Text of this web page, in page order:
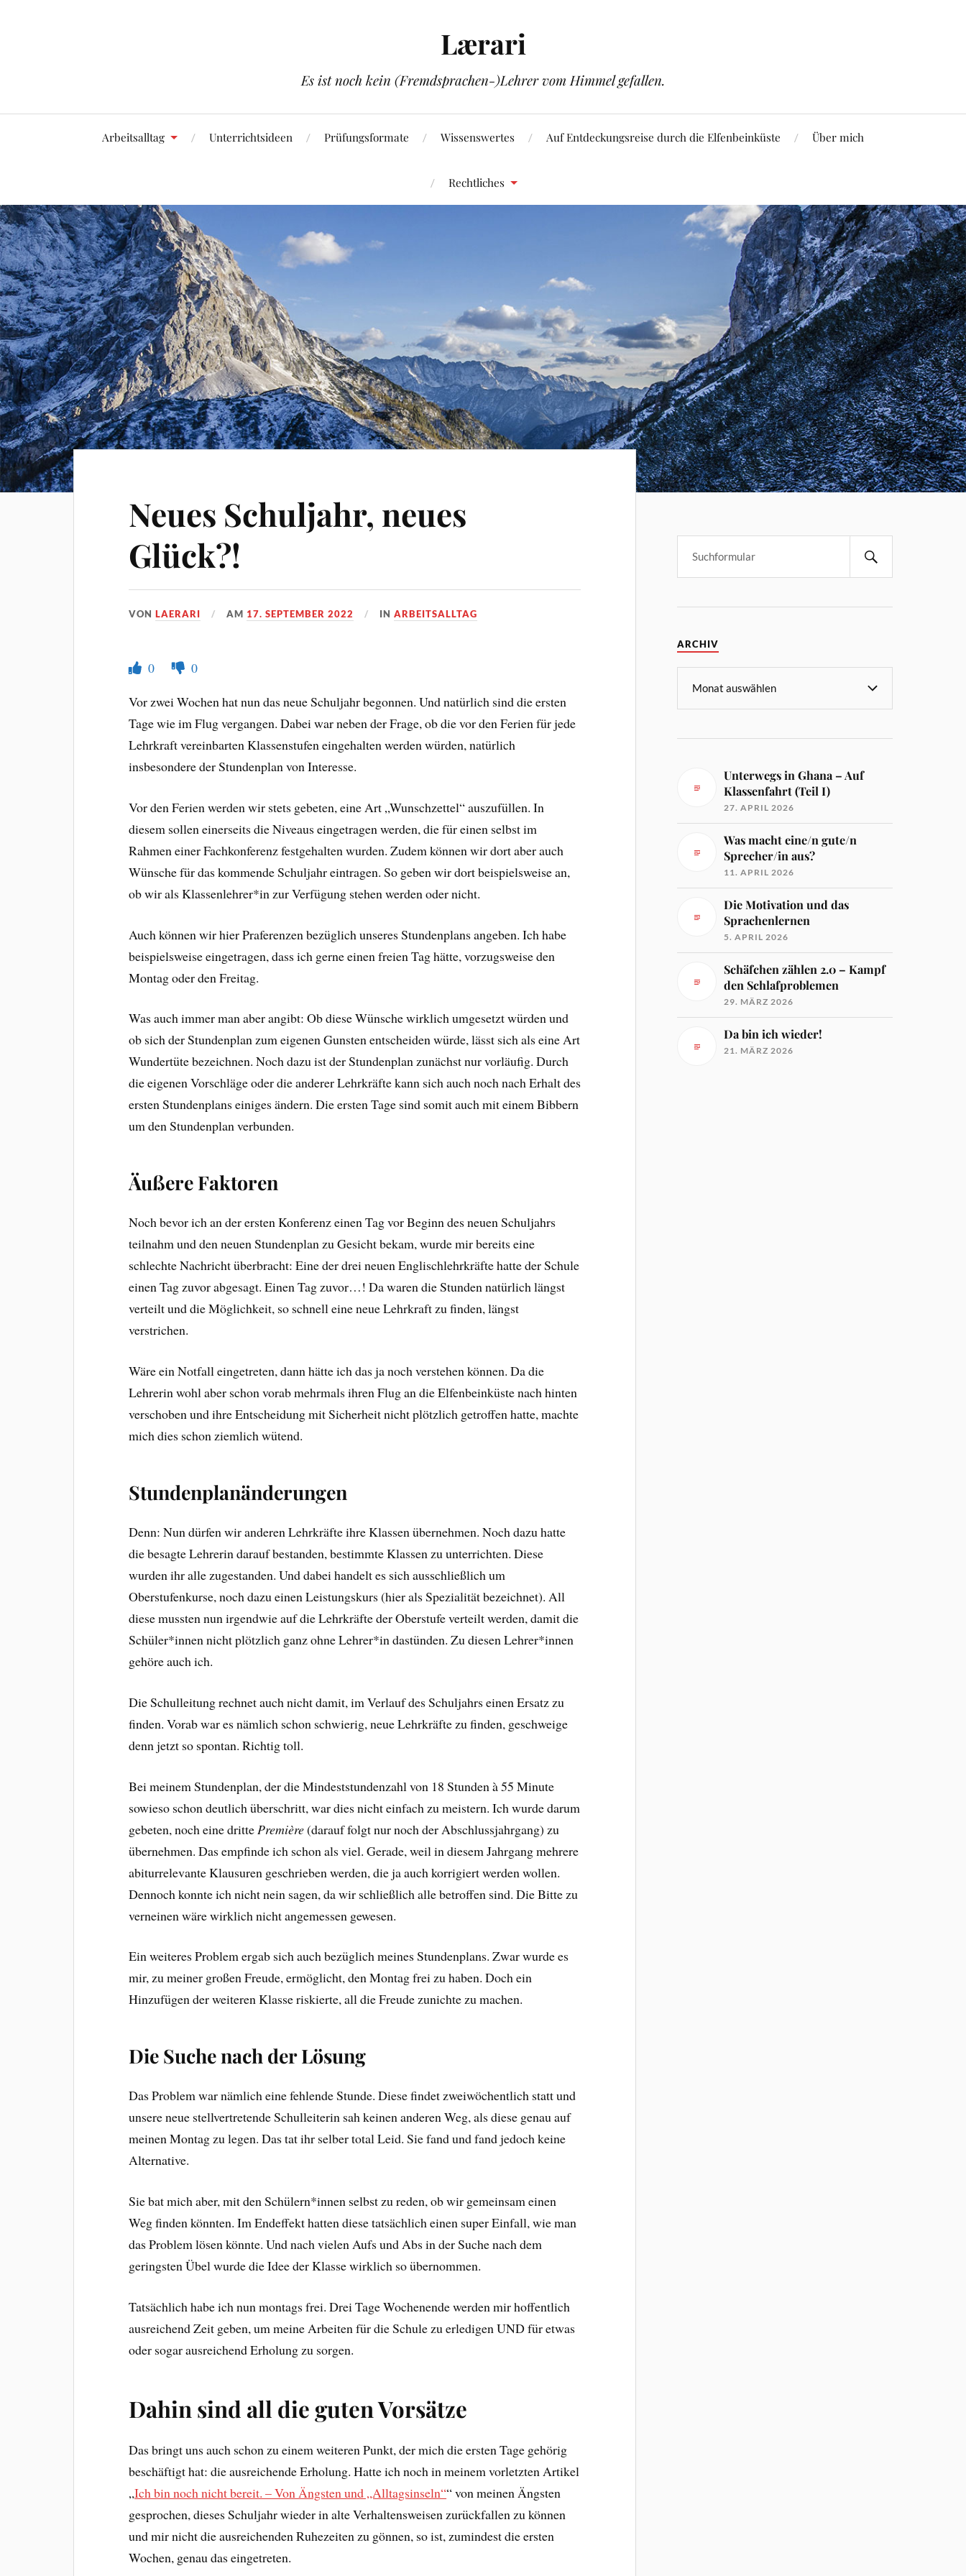
Lærari
Es ist noch kein (Fremdsprachen-)Lehrer vom Himmel gefallen.
Arbeitsalltag Unterrichtsideen Prüfungsformate Wissenswertes Auf Entdeckungsreise durch die Elfenbeinküste Über mich
Rechtliches
Neues Schuljahr, neues
Glück?!
VONLAERARI AM 17. SEPTEMBER 2022 INARBEITSALLTAG
0
0
Vor zwei Wochen hat nun das neue Schuljahr begonnen. Und natürlich sind die ersten
Tage wie im Flug vergangen. Dabei war neben der Frage, ob die vor den Ferien für jede
Lehrkraft vereinbarten Klassenstufen eingehalten werden würden, natürlich
insbesondere der Stundenplan von Interesse.
Vor den Ferien werden wir stets gebeten, eine Art „Wunschzettel“ auszufüllen. In
diesem sollen einerseits die Niveaus eingetragen werden, die für einen selbst im
Rahmen einer Fachkonferenz festgehalten wurden. Zudem können wir dort aber auch
Wünsche für das kommende Schuljahr eintragen. So geben wir dort beispielsweise an,
ob wir als Klassenlehrer*in zur Verfügung stehen werden oder nicht.
Auch können wir hier Praferenzen bezüglich unseres Stundenplans angeben. Ich habe
beispielsweise eingetragen, dass ich gerne einen freien Tag hätte, vorzugsweise den
Montag oder den Freitag.
Was auch immer man aber angibt: Ob diese Wünsche wirklich umgesetzt würden und
ob sich der Stundenplan zum eigenen Gunsten entscheiden würde, lässt sich als eine Art
Wundertüte bezeichnen. Noch dazu ist der Stundenplan zunächst nur vorläufig. Durch
die eigenen Vorschläge oder die anderer Lehrkräfte kann sich auch noch nach Erhalt des
ersten Stundenplans einiges ändern. Die ersten Tage sind somit auch mit einem Bibbern
um den Stundenplan verbunden.
Äußere Faktoren
Noch bevor ich an der ersten Konferenz einen Tag vor Beginn des neuen Schuljahrs
teilnahm und den neuen Stundenplan zu Gesicht bekam, wurde mir bereits eine
schlechte Nachricht überbracht: Eine der drei neuen Englischlehrkräfte hatte der Schule
einen Tag zuvor abgesagt. Einen Tag zuvor…! Da waren die Stunden natürlich längst
verteilt und die Möglichkeit, so schnell eine neue Lehrkraft zu finden, längst
verstrichen.
Wäre ein Notfall eingetreten, dann hätte ich das ja noch verstehen können. Da die
Lehrerin wohl aber schon vorab mehrmals ihren Flug an die Elfenbeinküste nach hinten
verschoben und ihre Entscheidung mit Sicherheit nicht plötzlich getroffen hatte, machte
mich dies schon ziemlich wütend.
Stundenplanänderungen
Denn: Nun dürfen wir anderen Lehrkräfte ihre Klassen übernehmen. Noch dazu hatte
die besagte Lehrerin darauf bestanden, bestimmte Klassen zu unterrichten. Diese
wurden ihr alle zugestanden. Und dabei handelt es sich ausschließlich um
Oberstufenkurse, noch dazu einen Leistungskurs (hier als Spezialität bezeichnet). All
diese mussten nun irgendwie auf die Lehrkräfte der Oberstufe verteilt werden, damit die
Schüler*innen nicht plötzlich ganz ohne Lehrer*in dastünden. Zu diesen Lehrer*innen
gehöre auch ich.
Die Schulleitung rechnet auch nicht damit, im Verlauf des Schuljahrs einen Ersatz zu
finden. Vorab war es nämlich schon schwierig, neue Lehrkräfte zu finden, geschweige
denn jetzt so spontan. Richtig toll.
Bei meinem Stundenplan, der die Mindeststundenzahl von 18 Stunden à 55 Minute
sowieso schon deutlich überschritt, war dies nicht einfach zu meistern. Ich wurde darum
gebeten, noch eine dritte Première(darauf folgt nur noch der Abschlussjahrgang) zu
übernehmen. Das empfinde ich schon als viel. Gerade, weil in diesem Jahrgang mehrere
abiturrelevante Klausuren geschrieben werden, die ja auch korrigiert werden wollen.
Dennoch konnte ich nicht nein sagen, da wir schließlich alle betroffen sind. Die Bitte zu
verneinen wäre wirklich nicht angemessen gewesen.
Ein weiteres Problem ergab sich auch bezüglich meines Stundenplans. Zwar wurde es
mir, zu meiner großen Freude, ermöglicht, den Montag frei zu haben. Doch ein
Hinzufügen der weiteren Klasse riskierte, all die Freude zunichte zu machen.
Die Suche nach der Lösung
Das Problem war nämlich eine fehlende Stunde. Diese findet zweiwöchentlich statt und
unsere neue stellvertretende Schulleiterin sah keinen anderen Weg, als diese genau auf
meinen Montag zu legen. Das tat ihr selber total Leid. Sie fand und fand jedoch keine
Alternative.
Sie bat mich aber, mit den Schülern*innen selbst zu reden, ob wir gemeinsam einen
Weg finden könnten. Im Endeffekt hatten diese tatsächlich einen super Einfall, wie man
das Problem lösen könnte. Und nach vielen Aufs und Abs in der Suche nach dem
geringsten Übel wurde die Idee der Klasse wirklich so übernommen.
Tatsächlich habe ich nun montags frei. Drei Tage Wochenende werden mir hoffentlich
ausreichend Zeit geben, um meine Arbeiten für die Schule zu erledigen UND für etwas
oder sogar ausreichend Erholung zu sorgen.
Dahin sind all die guten Vorsätze
Das bringt uns auch schon zu einem weiteren Punkt, der mich die ersten Tage gehörig
beschäftigt hat: die ausreichende Erholung. Hatte ich noch in meinem vorletzten Artikel
„Ich bin noch nicht bereit. – Von Ängsten und „Alltagsinseln““ von meinen Ängsten
gesprochen, dieses Schuljahr wieder in alte Verhaltensweisen zurückfallen zu können
und mir nicht die ausreichenden Ruhezeiten zu gönnen, so ist, zumindest die ersten
Wochen, genau das eingetreten.
ARCHIV
Unterwegs in Ghana – Auf
Klassenfahrt (Teil I)
27. APRIL 2026
Was macht eine/n gute/n
Sprecher/in aus?
11. APRIL 2026
Die Motivation und das
Sprachenlernen
5. APRIL 2026
Schäfchen zählen 2.0 – Kampf
den Schlafproblemen
29. MÄRZ 2026
Da bin ich wieder!
21. MÄRZ 2026